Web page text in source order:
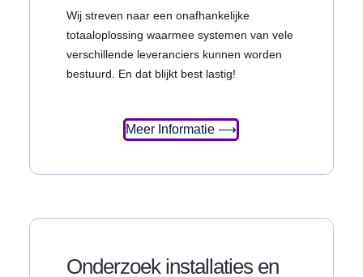
Wij streven naar een onafhankelijke
totaaloplossing waarmee systemen van vele
verschillende leveranciers kunnen worden
bestuurd. En dat blijkt best lastig!
Meer Informatie ⟶
Onderzoek installaties en